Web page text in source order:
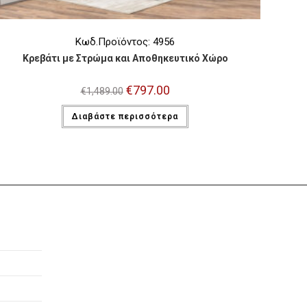
Κωδ.Προϊόντος: 4956
Κρεβάτι με Στρώμα και Αποθηκευτικό Χώρο
€1,489.00 Original
price
was:
€1,489.00.
€797.00Η
τιμή
είναι:
€797.00.
Διαβάστε περισσότερα